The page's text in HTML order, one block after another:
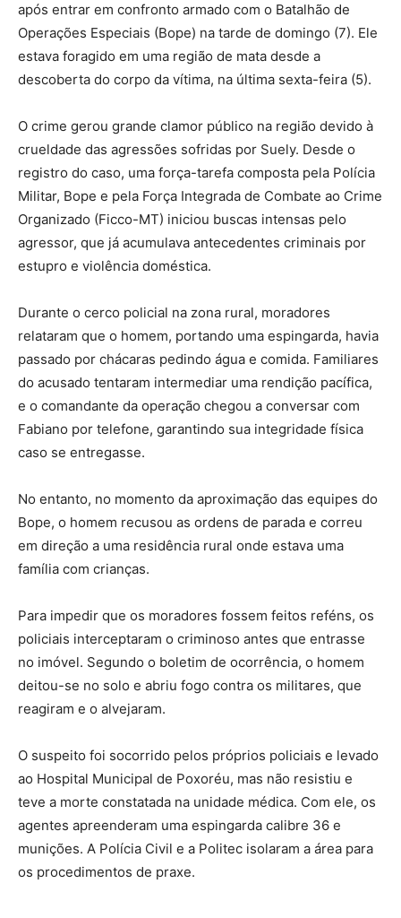
após entrar em confronto armado com o Batalhão de
Operações Especiais (Bope) na tarde de domingo (7). Ele
estava foragido em uma região de mata desde a
descoberta do corpo da vítima, na última sexta-feira (5).
O crime gerou grande clamor público na região devido à
crueldade das agressões sofridas por Suely. Desde o
registro do caso, uma força-tarefa composta pela Polícia
Militar, Bope e pela Força Integrada de Combate ao Crime
Organizado (Ficco-MT) iniciou buscas intensas pelo
agressor, que já acumulava antecedentes criminais por
estupro e violência doméstica.
Durante o cerco policial na zona rural, moradores
relataram que o homem, portando uma espingarda, havia
passado por chácaras pedindo água e comida. Familiares
do acusado tentaram intermediar uma rendição pacífica,
e o comandante da operação chegou a conversar com
Fabiano por telefone, garantindo sua integridade física
caso se entregasse.
No entanto, no momento da aproximação das equipes do
Bope, o homem recusou as ordens de parada e correu
em direção a uma residência rural onde estava uma
família com crianças.
Para impedir que os moradores fossem feitos reféns, os
policiais interceptaram o criminoso antes que entrasse
no imóvel. Segundo o boletim de ocorrência, o homem
deitou-se no solo e abriu fogo contra os militares, que
reagiram e o alvejaram.
O suspeito foi socorrido pelos próprios policiais e levado
ao Hospital Municipal de Poxoréu, mas não resistiu e
teve a morte constatada na unidade médica. Com ele, os
agentes apreenderam uma espingarda calibre 36 e
munições. A Polícia Civil e a Politec isolaram a área para
os procedimentos de praxe.